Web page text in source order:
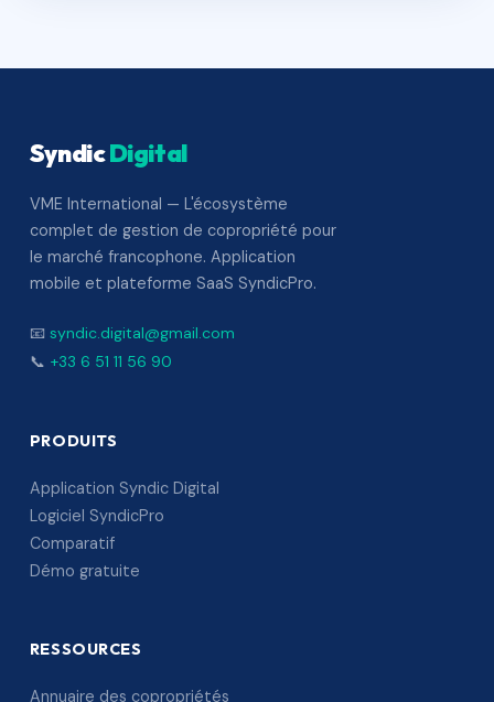
SyndicDigital
VME International — L'écosystème
complet de gestion de copropriété pour
le marché francophone. Application
mobile et plateforme SaaS SyndicPro.
📧 syndic.digital@gmail.com
📞 +33 6 51 11 56 90
PRODUITS
Application Syndic Digital
Logiciel SyndicPro
Comparatif
Démo gratuite
RESSOURCES
Annuaire des copropriétés